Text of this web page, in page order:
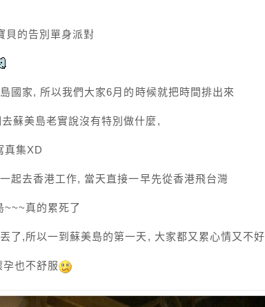
貝的告別單身派對
國家, 所以我們大家6月的時候就把時間排出來
蘇美島老實說沒有特別做什麼,
真集XD
起去香港工作, 當天直接一早先從香港飛台灣
~~~真的累死了
了,所以一到蘇美島的第一天, 大家都又累心情又不好
也不舒服